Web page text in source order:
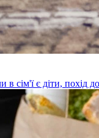
в сім'ї є діти,